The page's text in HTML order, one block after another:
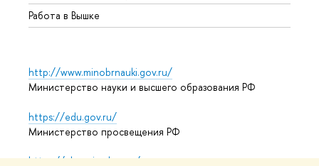
Работа в Вышке
http://www.minobrnauki.gov.ru/
Министерство науки и высшего образования РФ
https://edu.gov.ru/
Министерство просвещения РФ
https://elearning.hse.ru/mooc